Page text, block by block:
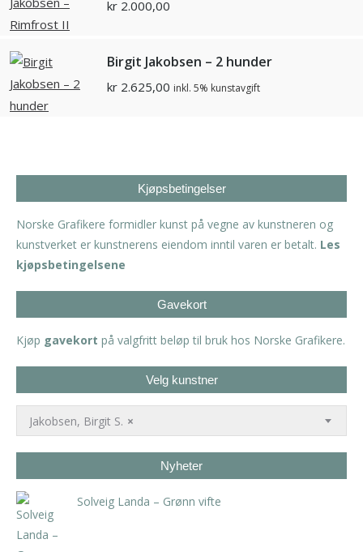
kr 2.000,00
Birgit Jakobsen – 2 hunder
kr 2.625,00 inkl. 5% kunstavgift
Kjøpsbetingelser
Norske Grafikere formidler kunst på vegne av kunstneren og
kunstverket er kunstnerens eiendom inntil varen er betalt. Les
kjøpsbetingelsene
Gavekort
Kjøp gavekort på valgfritt beløp til bruk hos Norske Grafikere.
Velg kunstner
×
Jakobsen, Birgit S.
Nyheter
Solveig Landa – Grønn vifte